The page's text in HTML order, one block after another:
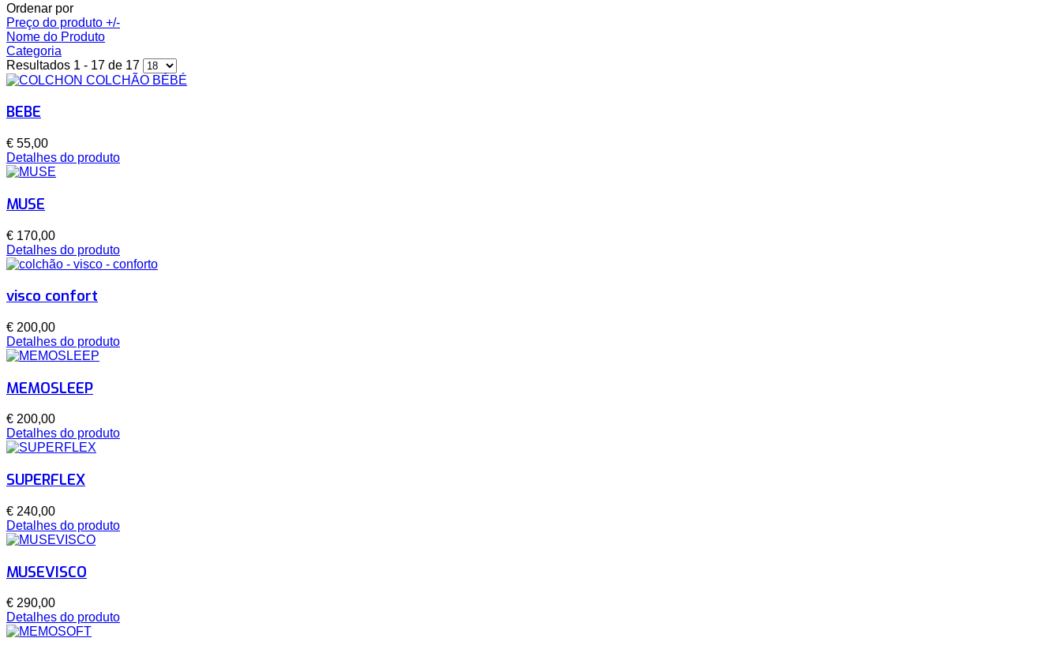
Ordenar por
Preço do produto +/-
Nome do Produto
Categoria
Resultados 1 - 17 de 17
BEBE
€ 55,00
Detalhes do produto
MUSE
€ 170,00
Detalhes do produto
visco confort
€ 200,00
Detalhes do produto
MEMOSLEEP
€ 200,00
Detalhes do produto
SUPERFLEX
€ 240,00
Detalhes do produto
MUSEVISCO
€ 290,00
Detalhes do produto